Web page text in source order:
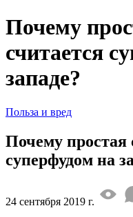
Почему
считается
западе?
Польза и вред
Почему простая
суперфудом на
24 сентября 2019 г.